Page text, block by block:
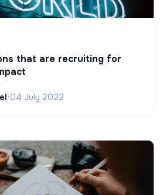
that are recruiting for
•04 July 2022